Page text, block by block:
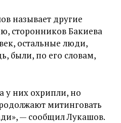
называет другие
сторонников Бакиева
остальные люди,
были, по его словам,
у них охрипли, но
митинговать
— сообщил Лукашов.